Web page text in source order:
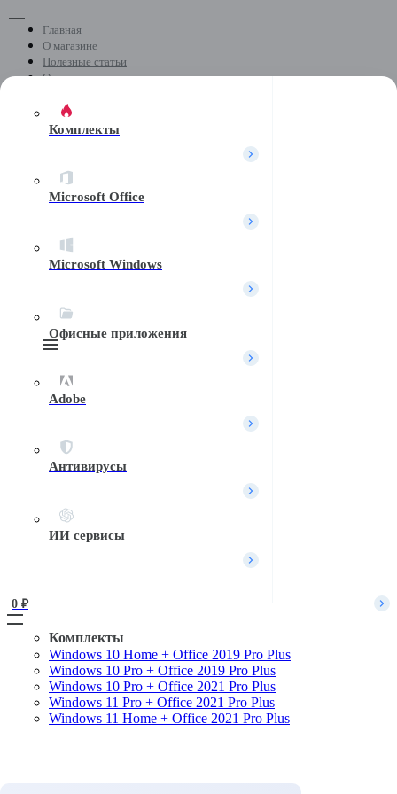
Главная
О магазине
Полезные статьи
Отзывы
Контакты
Telegram
Комплекты
Microsoft Office
Microsoft Windows
Офисные приложения
Adobe
Антивирусы
ИИ сервисы
Комплекты
Windows 10 Home + Office 2019 Pro Plus
Windows 10 Pro + Office 2019 Pro Plus
Windows 10 Pro + Office 2021 Pro Plus
Windows 11 Pro + Office 2021 Pro Plus
Windows 11 Home + Office 2021 Pro Plus
Вход / Регистрация
Имя пользователя или Email
Войти
0 ₽
Поиск
Комплекты